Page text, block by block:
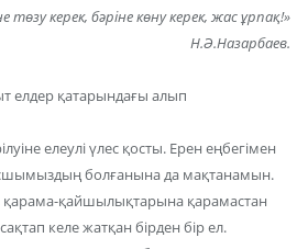
төзу керек, бәріне көну керек, жас ұрпақ!»
Н.Ә.Назарбаев.
елдер қатарындағы алып
елеулі үлес қосты. Ерен еңбегімен
болғанына да мақтанамын.
қарама-қайшылықтарына қарамастан
келе жатқан бірден бір ел.